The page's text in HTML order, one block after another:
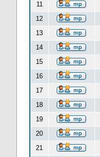
11
12
13
14
15
16
17
18
19
20
21